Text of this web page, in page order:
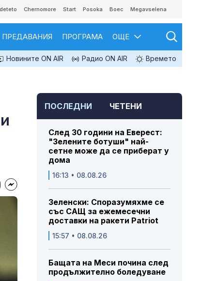
Chernomore Start Posoka Boec Megavselena
ПРЕДАВАНИЯ ПРОГРАМА ОЩЕ
Новините ON AIR Радио ON AIR Времето
ПОСЛЕДНИ ЧЕТЕНИ
След 30 години на Еверест:
"Зелените ботуши" най-
сетне може да се приберат у
дома
16:13 • 08.08.26
Зеленски: Споразумяхме се
със САЩ за ежемесечни
доставки на ракети Patriot
15:57 • 08.08.26
Бащата на Меси почина след
продължително боледуване